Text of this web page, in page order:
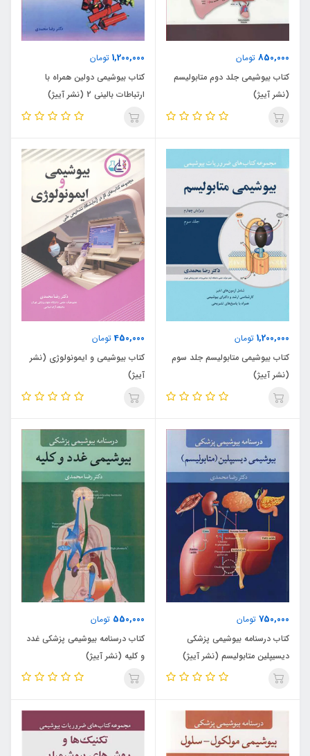
850,000 تومان
کتاب بیوشیمی جلد دوم متابولیسم
(نشر آییژ)
1,200,000 تومان
کتاب بیوشیمی دولین همراه با
ارتباطات بالینی 2 (نشر آییژ)
1,200,000 تومان
کتاب بیوشیمی متابولیسم جلد سوم
(نشر آییژ)
450,000تومان
کتاب بیوشیمی و ایمونولوژی (نشر
آییژ)
750,000 تومان
کتاب درسنامه بیوشیمی پزشکی
دیسیپلین متابولیسم (نشر آییژ)
550,000 تومان
کتاب درسنامه بیوشیمی پزشکی غدد
و کلیه (نشر آییژ)